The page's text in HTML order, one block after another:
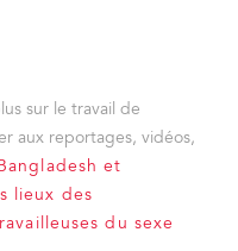
sur le travail de
aux reportages, vidéos,
et
lieux des
du sexe